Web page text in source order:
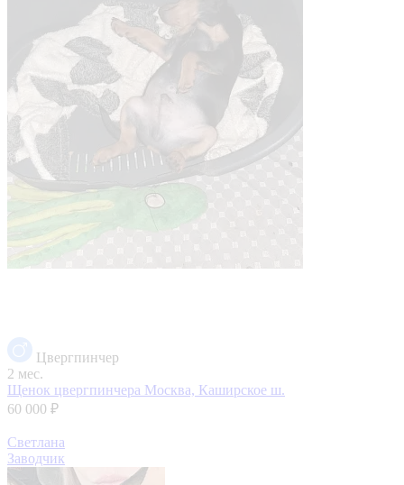
Цвергпинчер
2 мес.
Щенок цвергпинчера Москва, Каширское ш.
60 000 ₽
Светлана
Заводчик